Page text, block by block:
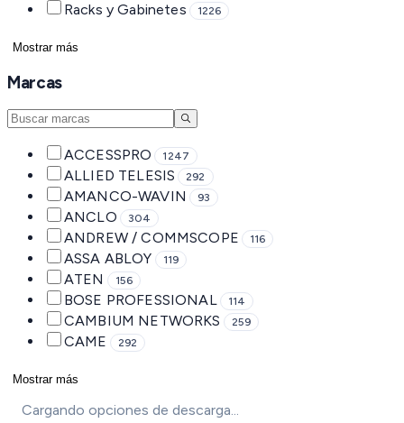
Racks y Gabinetes 1226
Mostrar más
Marcas
ACCESSPRO 1247
ALLIED TELESIS 292
AMANCO-WAVIN 93
ANCLO 304
ANDREW / COMMSCOPE 116
ASSA ABLOY 119
ATEN 156
BOSE PROFESSIONAL 114
CAMBIUM NETWORKS 259
CAME 292
Mostrar más
Cargando opciones de descarga...